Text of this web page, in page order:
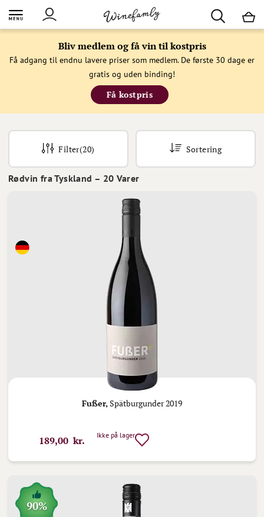
Bliv medlem og få vin til kostpris
Få adgang til endnu lavere priser som medlem. De første 30 dage er
gratis og uden binding!
Få kostpris
Rødvin fra Tyskland – 20 Varer
Filter(20) Sortering
Fußer, Spätburgunder 2019
189,00 kr. Ikke på lager
90%